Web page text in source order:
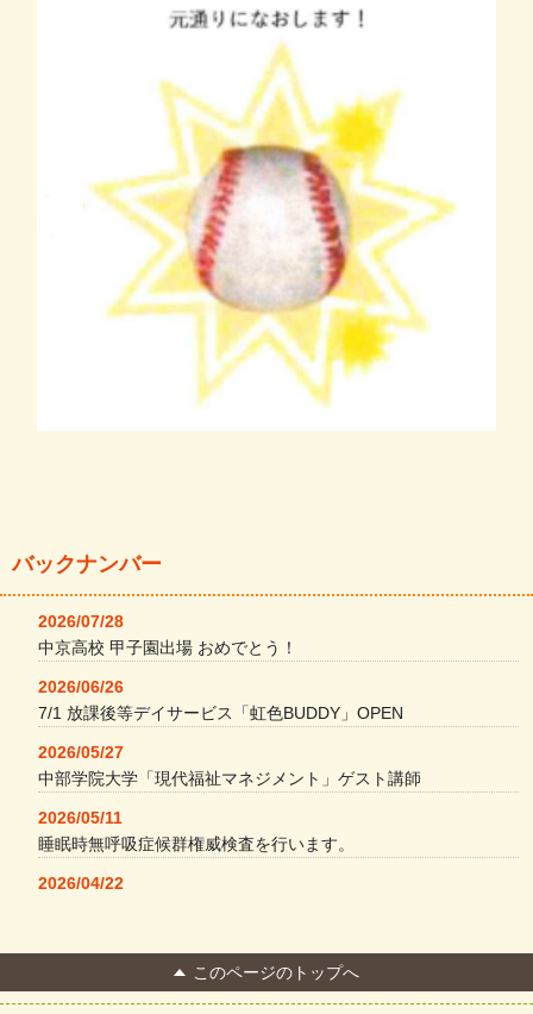
バックナンバー
2026/07/28
中京高校 甲子園出場 おめでとう！
2026/06/26
7/1 放課後等デイサービス「虹色BUDDY」OPEN
2026/05/27
中部学院大学「現代福祉マネジメント」ゲスト講師
2026/05/11
睡眠時無呼吸症候群権威検査を行います。
2026/04/22
2026/04/13
FC Bombonera 岐阜県No.1このページのトップへ